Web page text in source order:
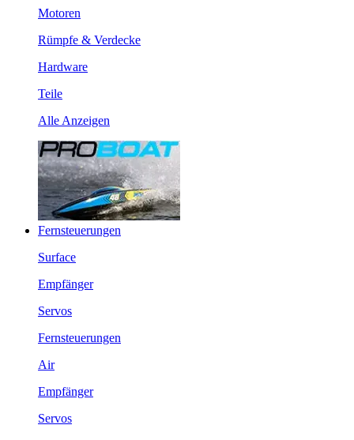
Motoren
Rümpfe & Verdecke
Hardware
Teile
Alle Anzeigen
Fernsteuerungen
Surface
Empfänger
Servos
Fernsteuerungen
Air
Empfänger
Servos